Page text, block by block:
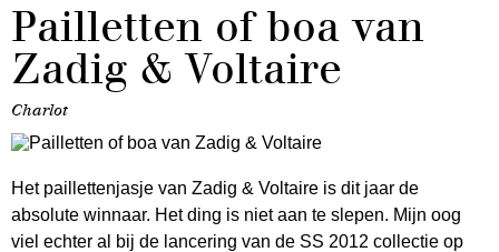
Pailletten of boa van
Zadig & Voltaire
Charlot
Het paillettenjasje van Zadig & Voltaire is dit jaar de
absolute winnaar. Het ding is niet aan te slepen. Mijn oog
viel echter al bij de lancering van de SS 2012 collectie op